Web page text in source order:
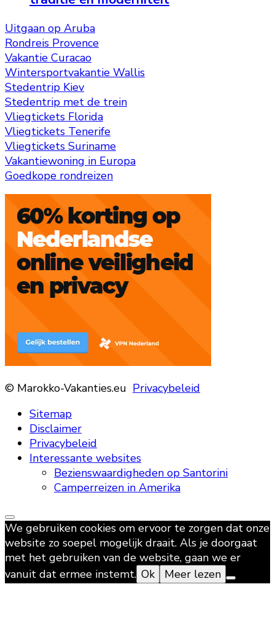
Uitgaan op Aruba
Rondreis Provence
Vakantie Curacao
Wintersportvakantie Wallis
Stedentrip Kiev
Stedentrip met de trein
Vliegtickets Florida
Vliegtickets Tenerife
Vliegtickets Suriname
Vakantiewoning in Europa
Goedkope rondreizen
© Marokko-Vakanties.eu Privacybeleid
Sitemap
Disclaimer
Privacybeleid
Interessante websites
Bezienswaardigheden op Santorini
Camperreizen in Amerika
We gebruiken cookies om ervoor te zorgen dat onze
website zo soepel mogelijk draait. Als je doorgaat
met het gebruiken van de website, gaan we er
vanuit dat ermee instemt. Ok Meer lezen